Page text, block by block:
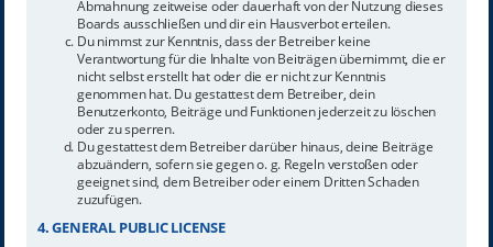
Abmahnung zeitweise oder dauerhaft von der Nutzung dieses
Boards ausschließen und dir ein Hausverbot erteilen.
Du nimmst zur Kenntnis, dass der Betreiber keine
Verantwortung für die Inhalte von Beiträgen übernimmt, die er
nicht selbst erstellt hat oder die er nicht zur Kenntnis
genommen hat. Du gestattest dem Betreiber, dein
Benutzerkonto, Beiträge und Funktionen jederzeit zu löschen
oder zu sperren.
Du gestattest dem Betreiber darüber hinaus, deine Beiträge
abzuändern, sofern sie gegen o. g. Regeln verstoßen oder
geeignet sind, dem Betreiber oder einem Dritten Schaden
zuzufügen.
4. GENERAL PUBLIC LICENSE